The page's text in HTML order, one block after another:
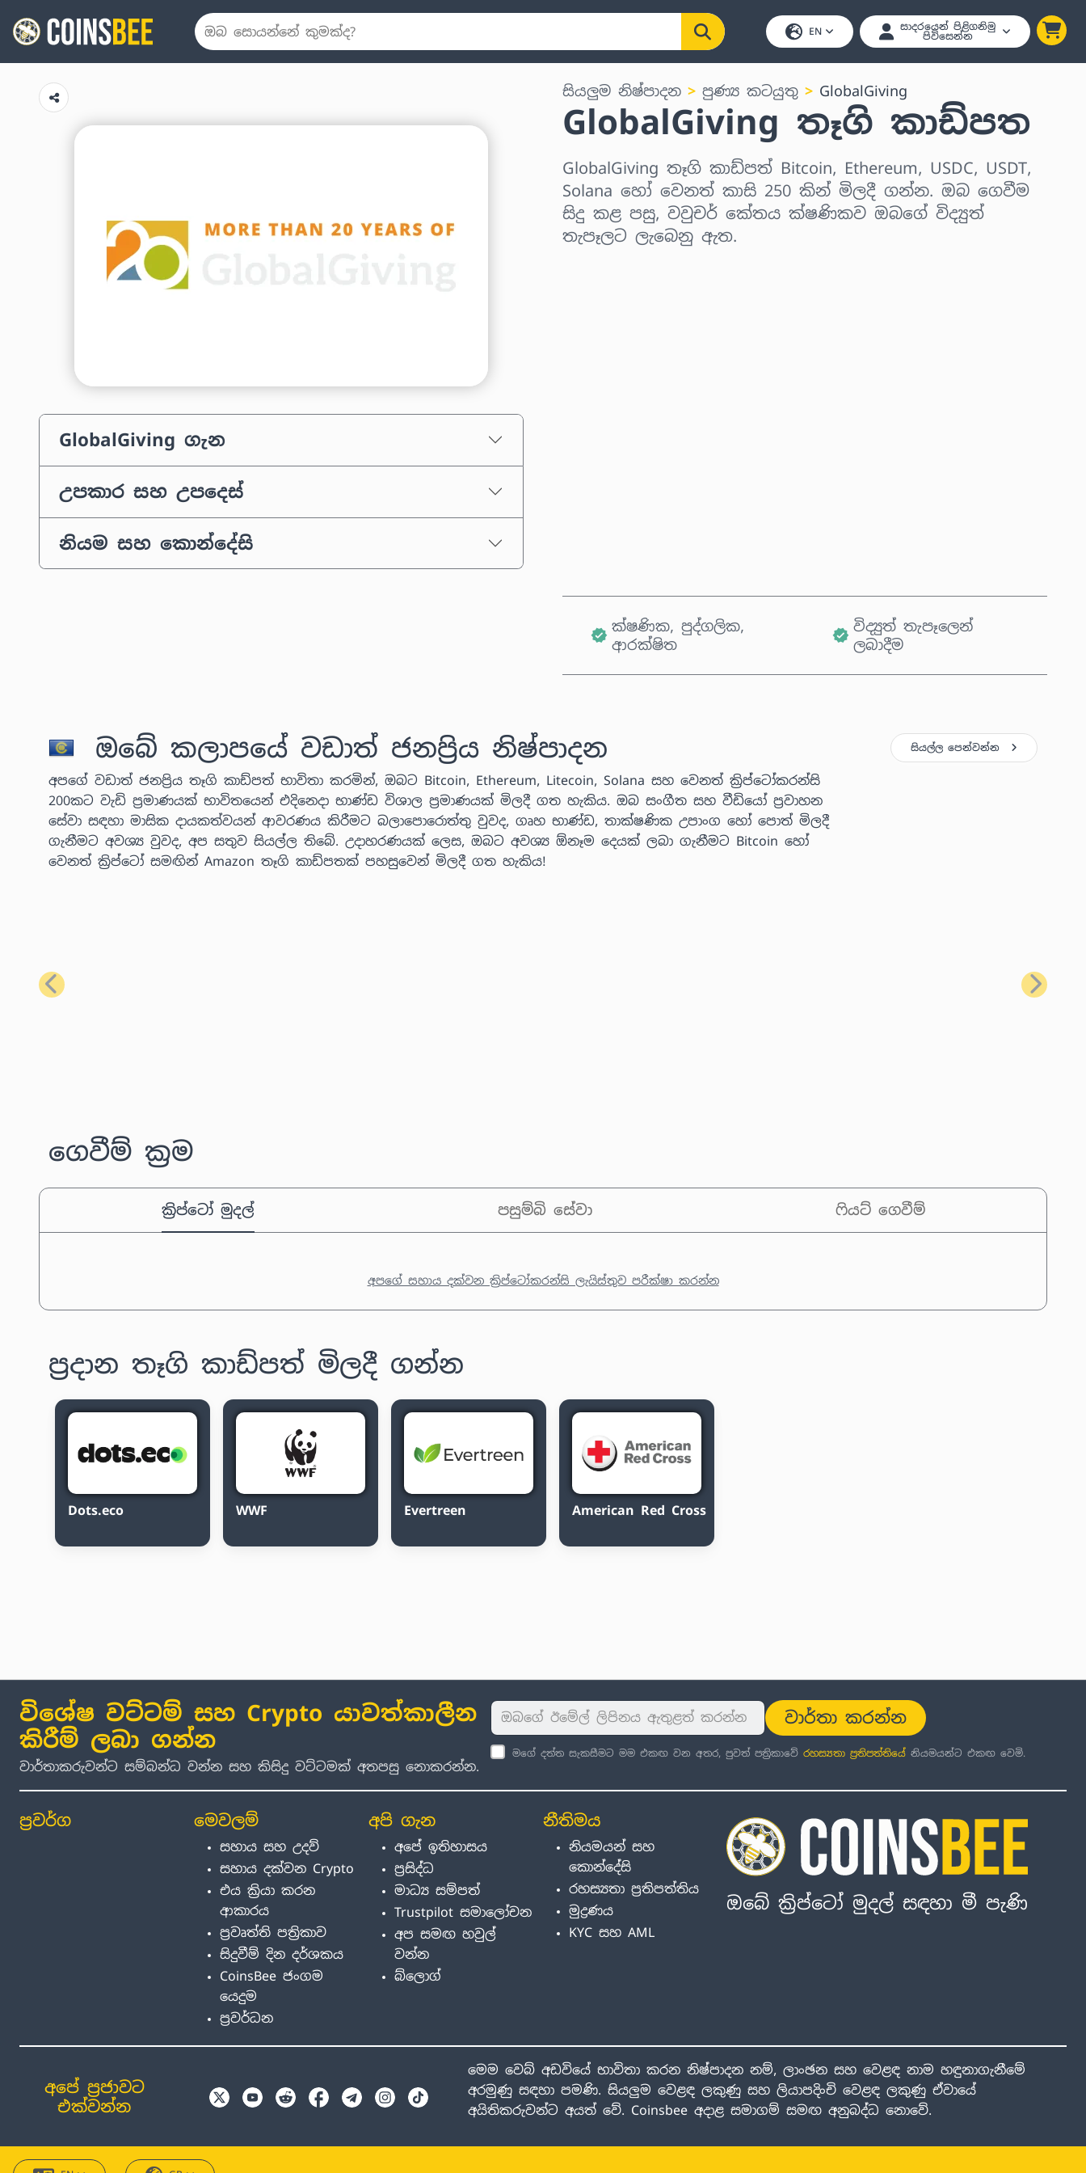
EN සාදරයෙන් පිළිගනිමු
පිවිසෙන්න
GlobalGiving ගැන
උපකාර සහ උපදෙස්
නියම සහ කොන්දේසි
සියලුම නිෂ්පාදන පුණ්‍ය කටයුතු GlobalGiving
GlobalGiving තෑගි කාඩ්පත
GlobalGiving තෑගි කාඩ්පත් Bitcoin, Ethereum, USDC, USDT,
Solana හෝ වෙනත් කාසි 250 කින් මිලදී ගන්න. ඔබ ගෙවීම
සිදු කළ පසු, වවුචර් කේතය ක්ෂණිකව ඔබගේ විද්‍යුත්
තැපෑලට ලැබෙනු ඇත.
ක්ෂණික, පුද්ගලික,
ආරක්ෂිත
විද්‍යුත් තැපෑලෙන්
ලබාදීම
ඔබේ කලාපයේ වඩාත් ජනප්‍රිය නිෂ්පාදන
අපගේ වඩාත් ජනප්‍රිය තෑගි කාඩ්පත් භාවිතා කරමින්, ඔබට Bitcoin, Ethereum, Litecoin, Solana සහ වෙනත් ක්‍රිප්ටෝකරන්සි
200කට වැඩි ප්‍රමාණයක් භාවිතයෙන් එදිනෙදා භාණ්ඩ විශාල ප්‍රමාණයක් මිලදී ගත හැකිය. ඔබ සංගීත සහ වීඩියෝ ප්‍රවාහන
සේවා සඳහා මාසික දායකත්වයන් ආවරණය කිරීමට බලාපොරොත්තු වුවද, ගෘහ භාණ්ඩ, තාක්ෂණික උපාංග හෝ පොත් මිලදී
ගැනීමට අවශ්‍ය වුවද, අප සතුව සියල්ල තිබේ. උදාහරණයක් ලෙස, ඔබට අවශ්‍ය ඕනෑම දෙයක් ලබා ගැනීමට Bitcoin හෝ
වෙනත් ක්‍රිප්ටෝ සමඟින් Amazon තෑගි කාඩ්පතක් පහසුවෙන් මිලදී ගත හැකිය!
සියල්ල පෙන්වන්න
පෙර ඊළඟ
ගෙවීම් ක්‍රම
ක්‍රිප්ටෝ මුදල් පසුම්බි සේවා ෆියට් ගෙවීම්
අපගේ සහාය දක්වන ක්‍රිප්ටෝකරන්සි ලැයිස්තුව පරීක්ෂා කරන්න
ප්‍රදාන තෑගි කාඩ්පත් මිලදී ගන්න
Dots.eco WWF Evertreen American Red Cross
විශේෂ වට්ටම් සහ Crypto යාවත්කාලීන
කිරීම් ලබා ගන්න
වාර්තාකරුවන්ට සම්බන්ධ වන්න සහ කිසිදු වට්ටමක් අතපසු නොකරන්න.
වාර්තා කරන්න
මගේ දත්ත සැකසීමට මම එකඟ වන අතර, පුවත් පත්‍රිකාවේ රහස්‍යතා ප්‍රතිපත්තියේ නියමයන්ට එකඟ වෙමි.
ප්‍රවර්ග මෙවලම්
සහාය සහ උදව්
සහාය දක්වන Crypto
එය ක්‍රියා කරන
ආකාරය
ප්‍රවෘත්ති පත්‍රිකාව
සිදුවීම් දින දර්ශකය
CoinsBee ජංගම
යෙදුම
ප්‍රවර්ධන
අපි ගැන
අපේ ඉතිහාසය
ප්‍රසිද්ධ
මාධ්‍ය සම්පත්
Trustpilot සමාලෝචන
අප සමඟ හවුල්
වන්න
බ්ලොග්
නීතිමය
නියමයන් සහ
කොන්දේසි
රහස්‍යතා ප්‍රතිපත්තිය
මුද්‍රණය
KYC සහ AML
ඔබේ ක්‍රිප්ටෝ මුදල් සඳහා මී පැණි
අපේ ප්‍රජාවට
එක්වන්න
මෙම වෙබ් අඩවියේ භාවිතා කරන නිෂ්පාදන නම්, ලාංඡන සහ වෙළඳ නාම හඳුනාගැනීමේ
අරමුණු සඳහා පමණි. සියලුම වෙළඳ ලකුණු සහ ලියාපදිංචි වෙළඳ ලකුණු ඒවායේ
අයිතිකරුවන්ට අයත් වේ. Coinsbee අදාළ සමාගම් සමඟ අනුබද්ධ නොවේ.